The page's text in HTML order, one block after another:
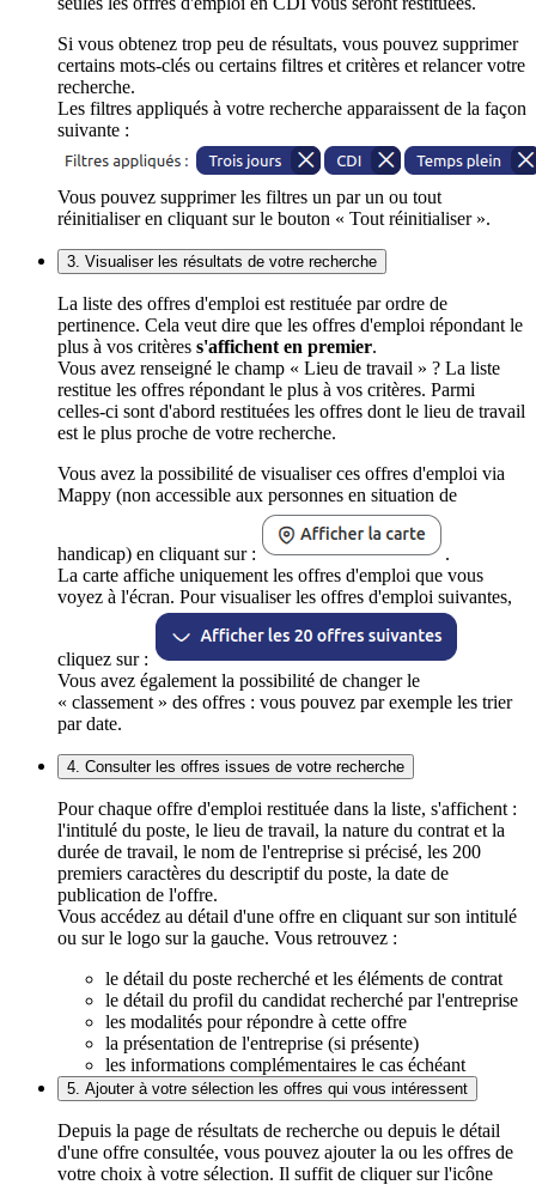
Si vous obtenez trop peu de résultats, vous pouvez supprimer
certains mots-clés ou certains filtres et critères et relancer votre
recherche.
Les filtres appliqués à votre recherche apparaissent de la façon
suivante :
Vous pouvez supprimer les filtres un par un ou tout
réinitialiser en cliquant sur le bouton « Tout réinitialiser ».
3. Visualiser les résultats de votre recherche
La liste des offres d'emploi est restituée par ordre de
pertinence. Cela veut dire que les offres d'emploi répondant le
plus à vos critères s'affichent en premier.
Vous avez renseigné le champ « Lieu de travail » ? La liste
restitue les offres répondant le plus à vos critères. Parmi
celles-ci sont d'abord restituées les offres dont le lieu de travail
est le plus proche de votre recherche.
Vous avez la possibilité de visualiser ces offres d'emploi via
Mappy (non accessible aux personnes en situation de
handicap) en cliquant sur :
.
La carte affiche uniquement les offres d'emploi que vous
voyez à l'écran. Pour visualiser les offres d'emploi suivantes,
cliquez sur :
Vous avez également la possibilité de changer le
« classement » des offres : vous pouvez par exemple les trier
par date.
4. Consulter les offres issues de votre recherche
Pour chaque offre d'emploi restituée dans la liste, s'affichent :
l'intitulé du poste, le lieu de travail, la nature du contrat et la
durée de travail, le nom de l'entreprise si précisé, les 200
premiers caractères du descriptif du poste, la date de
publication de l'offre.
Vous accédez au détail d'une offre en cliquant sur son intitulé
ou sur le logo sur la gauche. Vous retrouvez :
le détail du poste recherché et les éléments de contrat
le détail du profil du candidat recherché par l'entreprise
les modalités pour répondre à cette offre
la présentation de l'entreprise (si présente)
les informations complémentaires le cas échéant
5. Ajouter à votre sélection les offres qui vous intéressent
Depuis la page de résultats de recherche ou depuis le détail
d'une offre consultée, vous pouvez ajouter la ou les offres de
votre choix à votre sélection. Il suffit de cliquer sur l'icône